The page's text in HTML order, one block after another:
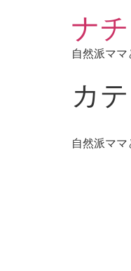
ナ
自然派マ
カ
自然派マ